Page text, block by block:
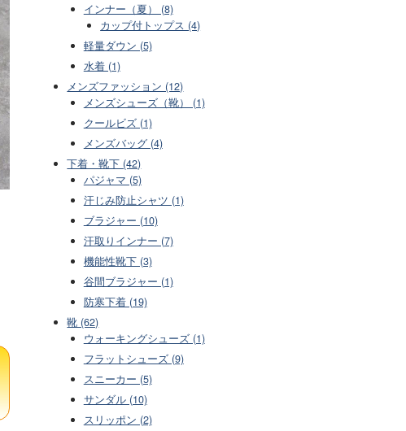
インナー（夏） (8)
カップ付トップス (4)
軽量ダウン (5)
水着 (1)
メンズファッション (12)
メンズシューズ（靴） (1)
クールビズ (1)
メンズバッグ (4)
下着・靴下 (42)
パジャマ (5)
汗じみ防止シャツ (1)
ブラジャー (10)
汗取りインナー (7)
機能性靴下 (3)
谷間ブラジャー (1)
防寒下着 (19)
靴 (62)
ウォーキングシューズ (1)
フラットシューズ (9)
スニーカー (5)
サンダル (10)
スリッポン (2)